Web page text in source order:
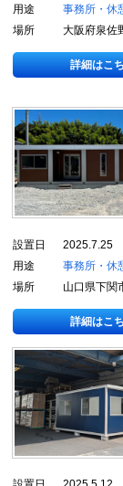
用途
事務所・休
場所
大阪府泉佐
詳細はこ
設置日
2025.7.25
用途
事務所・休
場所
山口県下関
詳細はこ